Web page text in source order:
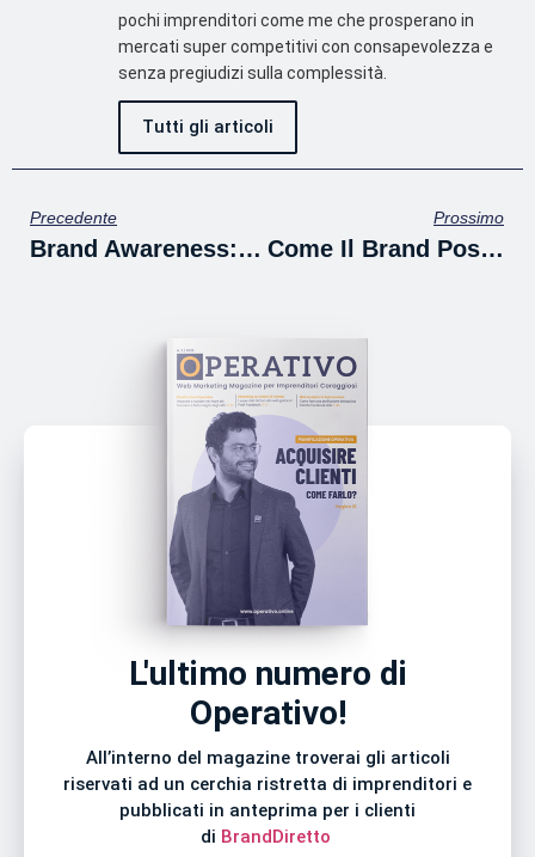
pochi imprenditori come me che prosperano in
mercati super competitivi con consapevolezza e
senza pregiudizi sulla complessità.
Tutti gli articoli
Precedente
Brand Awareness: Significato, Cos’è Ed Esempi
Prossimo
Come Il Brand Positioning Può Aiutare Il Tuo Business
L'ultimo numero di
Operativo!
All’interno del magazine troverai gli articoli
riservati ad un cerchia ristretta di imprenditori e
pubblicati in anteprima per i clienti
di BrandDiretto